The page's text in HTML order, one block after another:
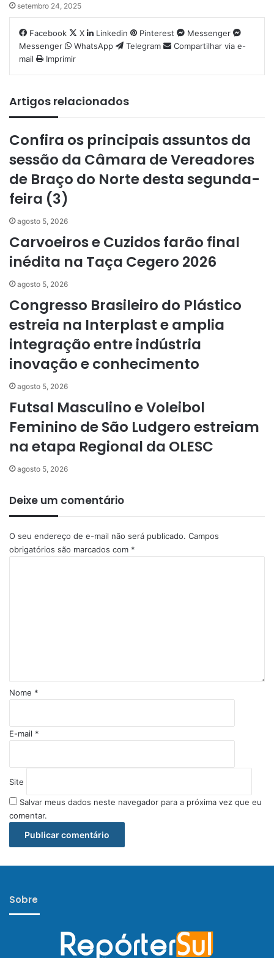
setembro 24, 2025
Facebook X Linkedin Pinterest
Messenger
Messenger
WhatsApp Telegram
Compartilhar via e-
mail
Imprimir
Artigos relacionados
Confira os principais assuntos da
sessão da Câmara de Vereadores
de Braço do Norte desta segunda-
feira (3)
agosto 5, 2026
Carvoeiros e Cuzidos farão final
inédita na Taça Cegero 2026
agosto 5, 2026
Congresso Brasileiro do Plástico
estreia na Interplast e amplia
integração entre indústria
inovação e conhecimento
agosto 5, 2026
Futsal Masculino e Voleibol
Feminino de São Ludgero estreiam
na etapa Regional da OLESC
agosto 5, 2026
Deixe um comentário
O seu endereço de e-mail não será publicado. Campos
obrigatórios são marcados com *
o
*
Nome *
E-mail *
Site
Salvar meus dados neste navegador para a próxima vez que eu
comentar.
Sobre